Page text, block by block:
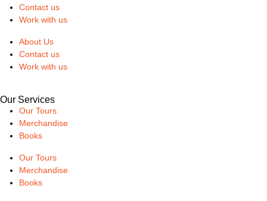
Contact us
Work with us
About Us
Contact us
Work with us
Our Services
Our Tours
Merchandise
Books
Our Tours
Merchandise
Books